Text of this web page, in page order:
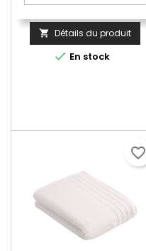
 Détails du produit
 En stock
favorite_border